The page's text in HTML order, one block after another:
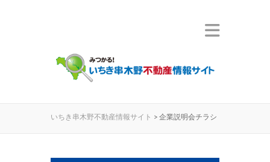
いちき串木野不動産情報サイト > 企業説明会チラシ